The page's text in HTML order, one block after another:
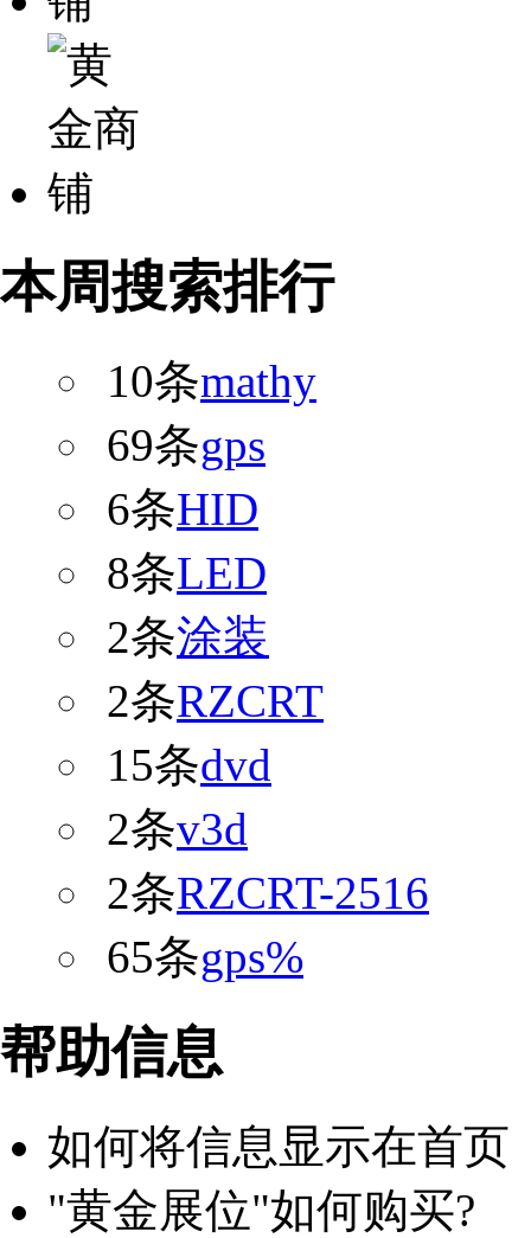
本周搜索排行
10条mathy
69条gps
6条HID
8条LED
2条涂装
2条RZCRT
15条dvd
2条v3d
2条RZCRT-2516
65条gps%
帮助信息
如何将信息显示在首页
"黄金展位"如何购买?